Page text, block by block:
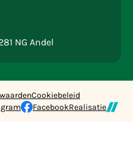
NG Andel
Cookiebeleid
FacebookRealisatie